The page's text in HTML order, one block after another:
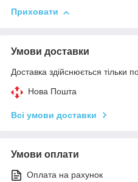
Приховати
Умови доставки
Доставка здійснюється тільки
Нова Пошта
Всі умови доставки
Умови оплати
Оплата на рахунок